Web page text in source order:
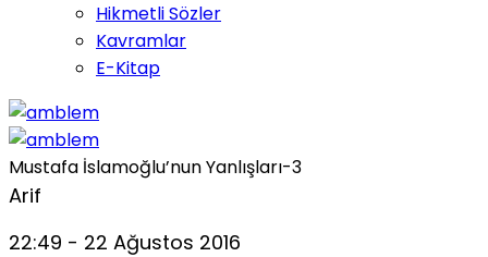
Hikmetli Sözler
Kavramlar
E-Kitap
Mustafa İslamoğlu’nun Yanlışları-3
Arif
22:49 - 22 Ağustos 2016